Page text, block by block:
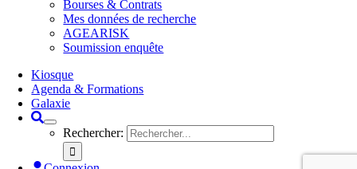
Bourses & Contrats
Mes données de recherche
AGEARISK
Soumission enquête
Kiosque
Agenda & Formations
Galaxie
Rechercher: